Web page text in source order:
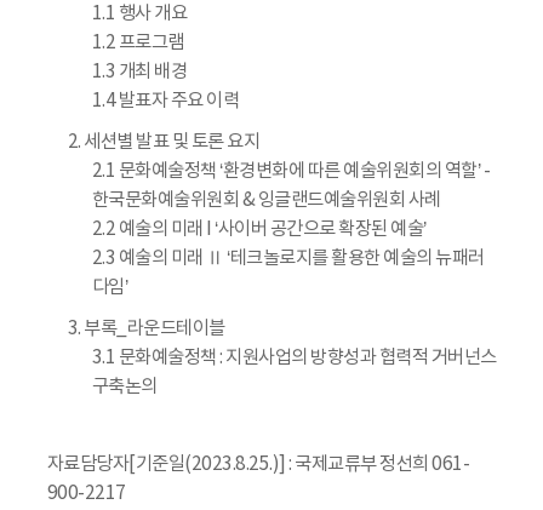
1.1 행사 개요
1.2 프로그램
1.3 개최 배경
1.4 발표자 주요 이력
2. 세션별 발표 및 토론 요지
2.1 문화예술정책 ‘환경변화에 따른 예술위원회의 역할’ -
한국문화예술위원회 & 잉글랜드예술위원회 사례
2.2 예술의 미래 I ‘사이버 공간으로 확장된 예술’
2.3 예술의 미래 Ⅱ ‘테크놀로지를 활용한 예술의 뉴패러
다임’
3. 부록_라운드테이블
3.1 문화예술정책 : 지원사업의 방향성과 협력적 거버넌스
구축논의
자료담당자[기준일(2023.8.25.)] : 국제교류부 정선희 061-
900-2217